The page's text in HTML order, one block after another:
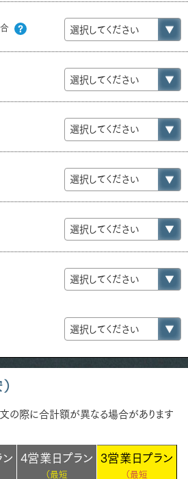
の際に合計額が異なる場合があります
4営業日プラン
（最短
3営業日プラン
（最短